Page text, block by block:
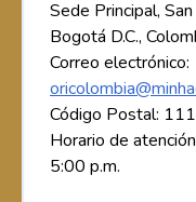
Sede Principal,
Bogotá D.C.,
Correo electrónico:
Código Postal:
Horario de
5:00 p.m.